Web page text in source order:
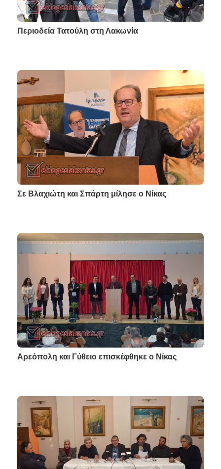
Περιοδεία Τατούλη στη Λακωνία
Σε Βλαχιώτη και Σπάρτη μίλησε ο Νίκας
Αρεόπολη και Γύθειο επισκέφθηκε ο Νίκας